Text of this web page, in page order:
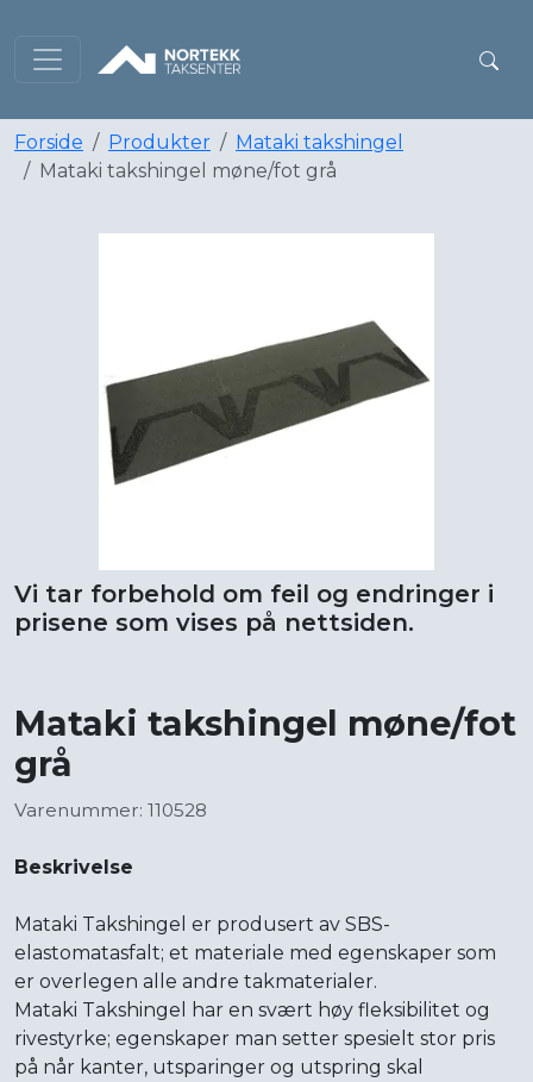
Forside Produkter
Mataki takshingel
Mataki takshingel møne/fot grå
Vi tar forbehold om feil og endringer i
prisene som vises på nettsiden.
Mataki takshingel møne/fot
grå
Varenummer: 110528
Beskrivelse
Mataki Takshingel er produsert av SBS-
elastomatasfalt; et materiale med egenskaper som
er overlegen alle andre takmaterialer.
Mataki Takshingel har en svært høy fleksibilitet og
rivestyrke; egenskaper man setter spesielt stor pris
på når kanter, utsparinger og utspring skal